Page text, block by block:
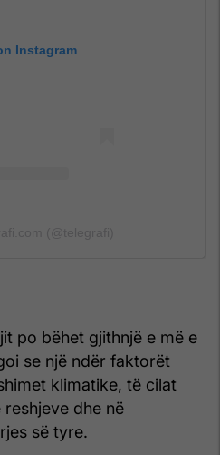
Instagram
po bëhet gjithnjë e më e
se një ndër faktorët
klimatike, të cilat
reshjeve dhe në
së tyre.